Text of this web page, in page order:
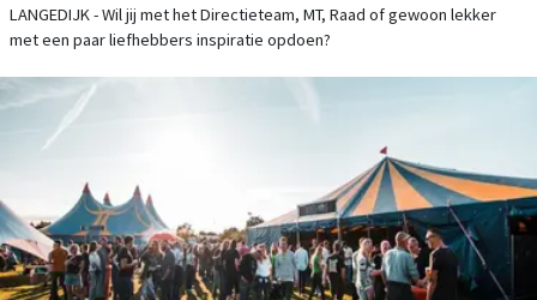
LANGEDIJK - Wil jij met het Directieteam, MT, Raad of gewoon lekker
met een paar liefhebbers inspiratie opdoen?